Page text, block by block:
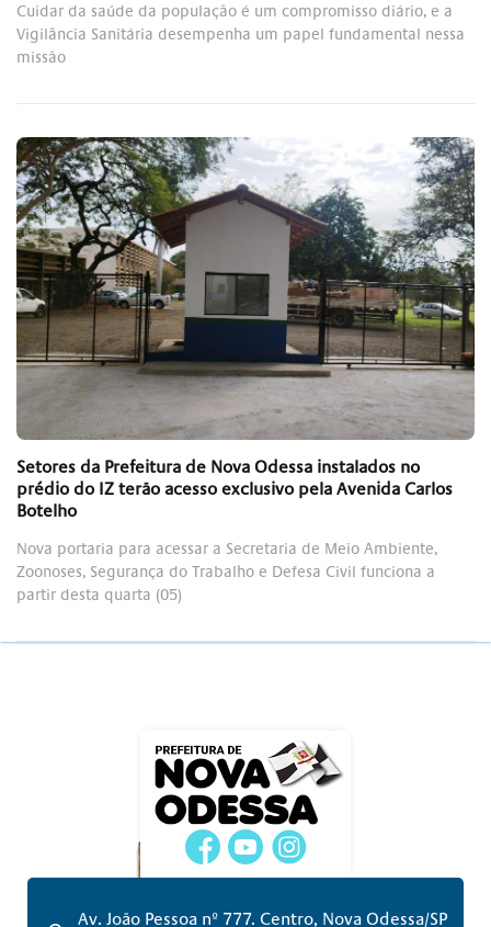
Cuidar da saúde da população é um compromisso diário, e a
Vigilância Sanitária desempenha um papel fundamental nessa
missão
Setores da Prefeitura de Nova Odessa instalados no
prédio do IZ terão acesso exclusivo pela Avenida Carlos
Botelho
Nova portaria para acessar a Secretaria de Meio Ambiente,
Zoonoses, Segurança do Trabalho e Defesa Civil funciona a
partir desta quarta (05)
Av. João Pessoa nº 777. Centro, Nova Odessa/SP